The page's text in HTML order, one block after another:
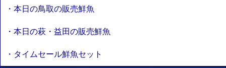
・本日の鳥取の販売鮮魚
・本日の萩・益田の販売鮮魚
・タイムセール鮮魚セット